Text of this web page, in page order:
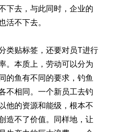
下去，与此同时，企业的
活不下去。
类贴标签，还要对员T进行
。本质上，劳动可以分为
的鱼有不同的要求，钓鱼
不相同。一个新员工去钓
他的资源和能级，根本不
造不了价值。同样地，让